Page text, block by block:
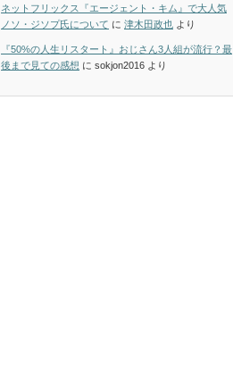
ネットフリックス『エージェント・キム』で大人気
ノソ・ジソプ氏について に 津木田政也 より
『50%の人生リスタート』おじさん3人組が流行？最
後まで見ての感想 に sokjon2016 より